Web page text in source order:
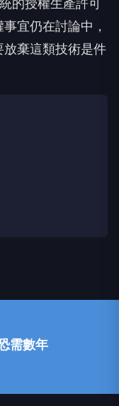
的授權生產許可
宜仍在討論中，
棄這類技術是件
需數年